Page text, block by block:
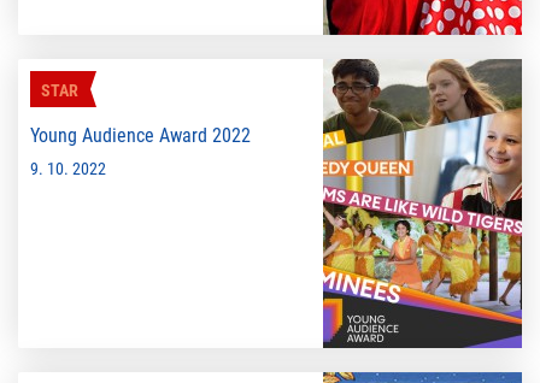
STAR
Young Audience Award 2022
9. 10. 2022